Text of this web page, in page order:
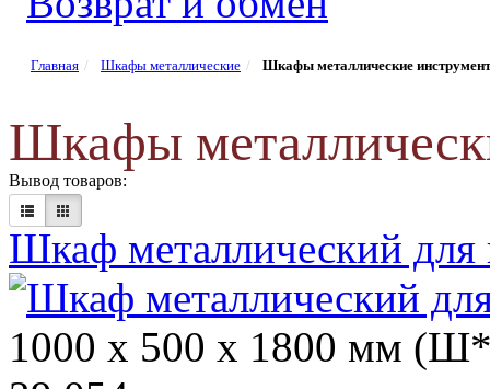
Главная Шкафы металлические Шкафы металлические
Шкафы
Вывод товаров:
Шкаф металлический
1000 х 500 х 1800 мм